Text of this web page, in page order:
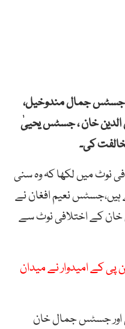
جمال مندوخیل،
خان ، جسٹس یحییٰ
کی۔
نوٹ میں لکھا کہ وہ سنی
ہیں،جسٹس نعیم افغان نے
خان کے اختلافی نوٹ سے
پی کے امیدوار نے میدان
جسٹس جمال خان